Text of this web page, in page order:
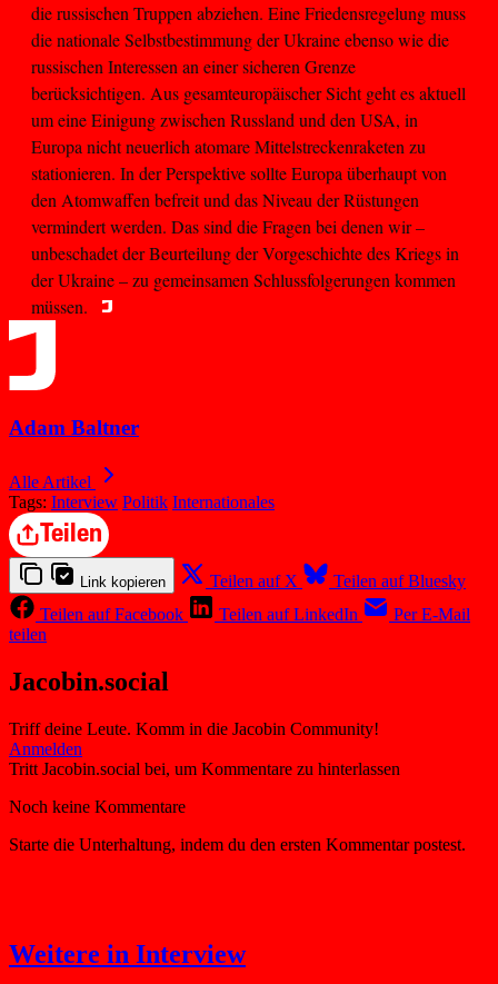
die russischen Truppen abziehen. Eine Friedensregelung muss
die nationale Selbstbestimmung der Ukraine ebenso wie die
russischen Interessen an einer sicheren Grenze
berücksichtigen. Aus gesamteuropäischer Sicht geht es aktuell
um eine Einigung zwischen Russland und den USA, in
Europa nicht neuerlich atomare Mittelstreckenraketen zu
stationieren. In der Perspektive sollte Europa überhaupt von
den Atomwaffen befreit und das Niveau der Rüstungen
vermindert werden. Das sind die Fragen bei denen wir –
unbeschadet der Beurteilung der Vorgeschichte des Kriegs in
der Ukraine – zu gemeinsamen Schlussfolgerungen kommen
müssen.
Adam Baltner
Alle Artikel
Tags: Interview Politik Internationales
Teilen
Link kopieren Teilen auf X
Teilen auf Bluesky
Teilen auf Facebook
Teilen auf LinkedIn
Per E-Mail
teilen
Jacobin.social
Triff deine Leute. Komm in die Jacobin Community!
Weitere in Interview